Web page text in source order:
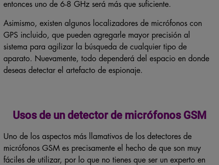
entonces uno de 6-8 GHz será más que suficiente.
Asimismo, existen algunos localizadores de micrófonos con
GPS incluido, que pueden agregarle mayor precisión al
sistema para agilizar la búsqueda de cualquier tipo de
aparato. Nuevamente, todo dependerá del espacio en donde
deseas detectar el artefacto de espionaje.
Usos de un detector de micrófonos GSM
Uno de los aspectos más llamativos de los detectores de
micrófonos GSM es precisamente el hecho de que son muy
fáciles de utilizar, por lo que no tienes que ser un experto en